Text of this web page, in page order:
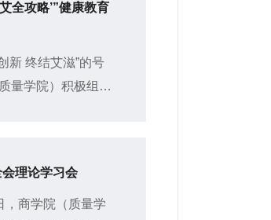
全攻略’”健康教育
新 终结艾滋”的号
量学院）积极组织
理论学习会
，商学院（质量学